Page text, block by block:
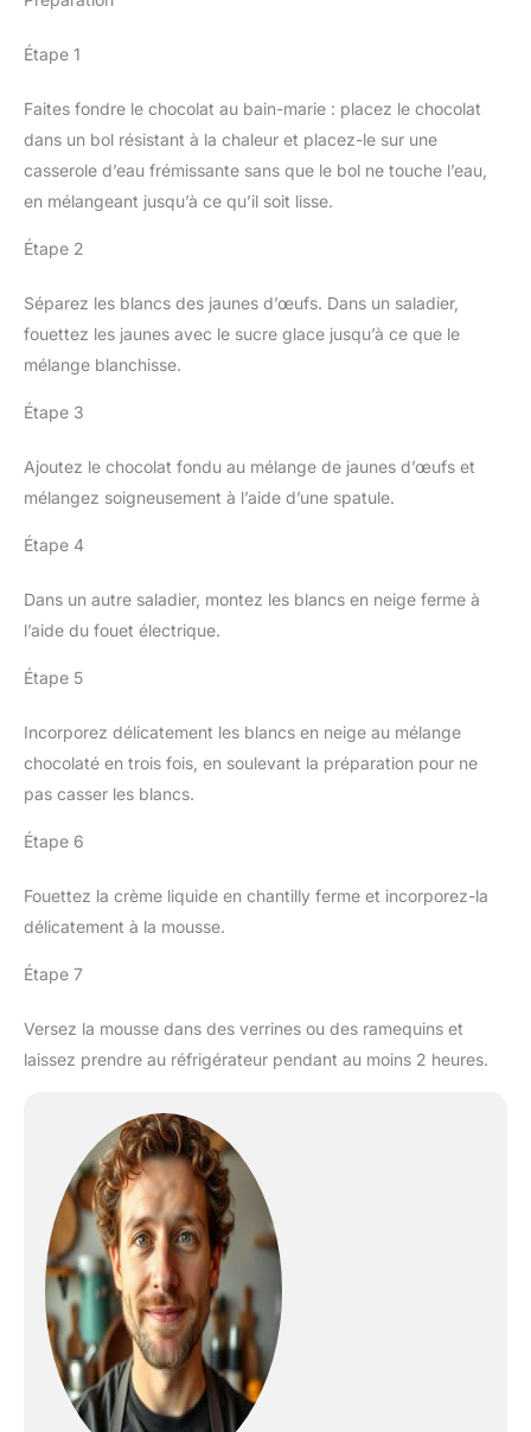
Étape 1
Faites fondre le chocolat au bain-marie : placez le chocolat
dans un bol résistant à la chaleur et placez-le sur une
casserole d’eau frémissante sans que le bol ne touche l’eau,
en mélangeant jusqu’à ce qu’il soit lisse.
Étape 2
Séparez les blancs des jaunes d’œufs. Dans un saladier,
fouettez les jaunes avec le sucre glace jusqu’à ce que le
mélange blanchisse.
Étape 3
Ajoutez le chocolat fondu au mélange de jaunes d’œufs et
mélangez soigneusement à l’aide d’une spatule.
Étape 4
Dans un autre saladier, montez les blancs en neige ferme à
l’aide du fouet électrique.
Étape 5
Incorporez délicatement les blancs en neige au mélange
chocolaté en trois fois, en soulevant la préparation pour ne
pas casser les blancs.
Étape 6
Fouettez la crème liquide en chantilly ferme et incorporez-la
délicatement à la mousse.
Étape 7
Versez la mousse dans des verrines ou des ramequins et
laissez prendre au réfrigérateur pendant au moins 2 heures.